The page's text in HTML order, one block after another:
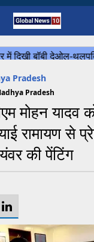
Pradesh
Pradesh
मोहन यादव
रामायण से
की पेंटिंग